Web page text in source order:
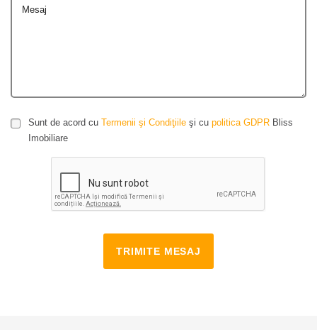
Mesaj
Sunt de acord cu Termenii şi Condiţiile şi cu politica GDPR Bliss
Imobiliare
TRIMITE MESAJ